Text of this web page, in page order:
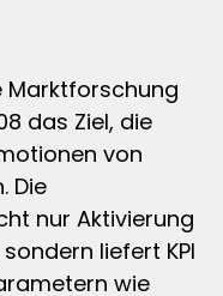
Marktforschung
das Ziel, die
von
Die
nur Aktivierung
liefert KPI
wie